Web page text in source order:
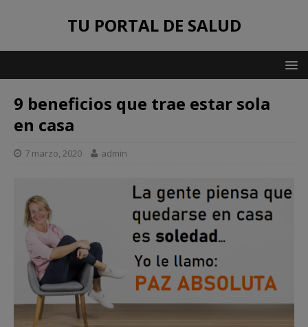
TU PORTAL DE SALUD
9 beneficios que trae estar sola
en casa
7 marzo, 2020 admin